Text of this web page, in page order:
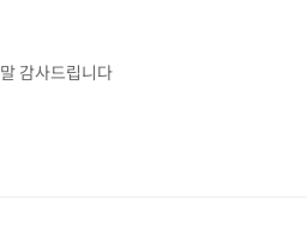
감사드립니다